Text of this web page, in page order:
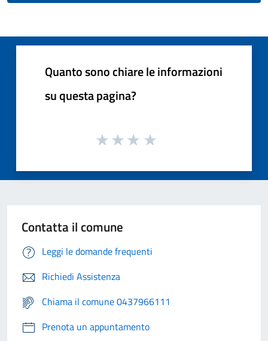
Quanto sono chiare le informazioni
su questa pagina?
Contatta il comune
Leggi le domande frequenti
Richiedi Assistenza
Chiama il comune 0437966111
Prenota un appuntamento